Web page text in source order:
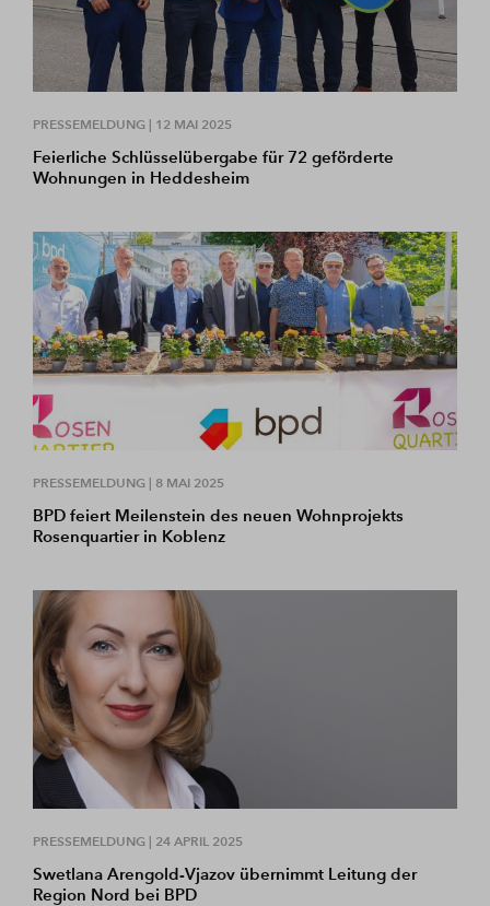
PRESSEMELDUNG | 12 MAI 2025
Feierliche Schlüsselübergabe für 72 geförderte
Wohnungen in Heddesheim
PRESSEMELDUNG | 8 MAI 2025
BPD feiert Meilenstein des neuen Wohnprojekts
Rosenquartier in Koblenz
PRESSEMELDUNG | 24 APRIL 2025
Swetlana Arengold-Vjazov übernimmt Leitung der
Region Nord bei BPD